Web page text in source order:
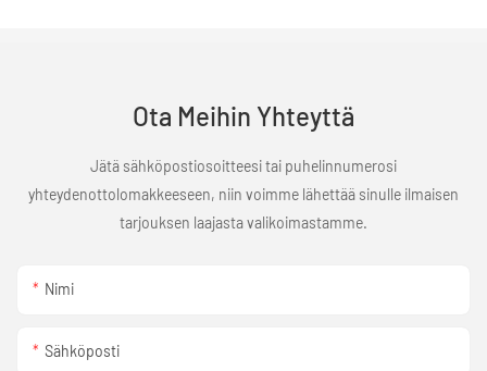
Ota Meihin Yhteyttä
Jätä sähköpostiosoitteesi tai puhelinnumerosi
yhteydenottolomakkeeseen, niin voimme lähettää sinulle ilmaisen
tarjouksen laajasta valikoimastamme.
Nimi
Sähköposti